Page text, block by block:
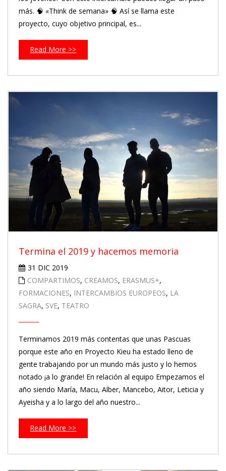
más. 🧠 «Think de semana» 🧠 Así se llama este
proyecto, cuyo objetivo principal, es...
Read More >>
Termina el 2019 y hacemos memoria
31 DIC 2019
COMPARTIMOS, CREAMOS, ERASMUS+,
FORMACIONES, INTERCAMBIOS EUROPEOS, LA
SAGRA, SVE, TEATRO
Terminamos 2019 más contentas que unas Pascuas
porque este año en Proyecto Kieu ha estado lleno de
gente trabajando por un mundo más justo y lo hemos
notado ¡a lo grande! En relación al equipo Empezamos el
año siendo María, Macu, Alber, Mancebo, Aitor, Leticia y
Ayeisha y a lo largo del año nuestro...
Read More >>